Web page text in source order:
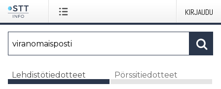
KIRJAUDU
Lehdistötiedotteet Pörssitiedotteet